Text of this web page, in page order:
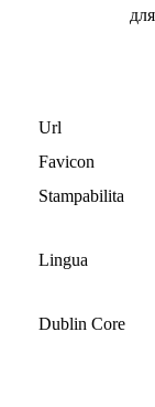
для
Url
Favicon
Stampabilita
Lingua
Dublin Core